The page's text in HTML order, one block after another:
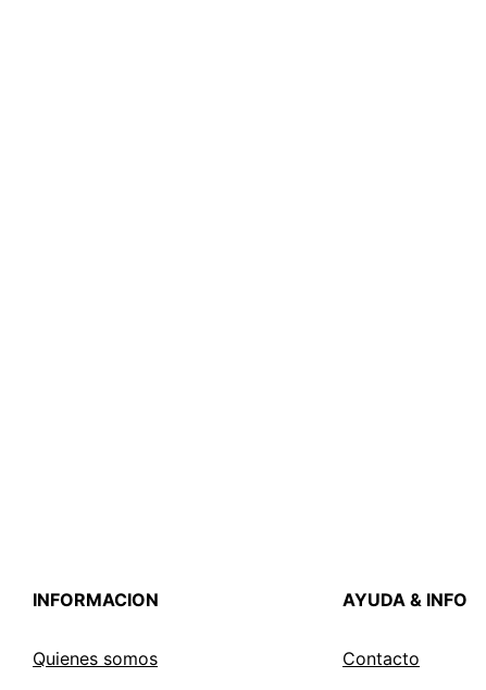
INFORMACION
Quienes somos
AYUDA & INFO
Contacto